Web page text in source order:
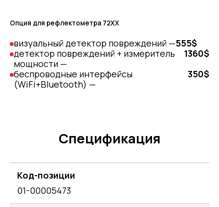
Опция для рефлектометра 72ХХ
визуальный детектор повреждений —555$
детектор повреждений + измеритель
мощности —
1360$
беспроводные интерфейсы
(WiFi+Bluetooth) —
350$
Спецификация
Код-позиции
01-00005473